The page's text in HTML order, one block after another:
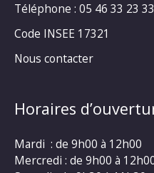
Téléphone : 05 46 33 23 33
Code INSEE 17321
Nous contacter
Horaires
Mardi : de 9h00 à 12h00
Mercredi : de 9h00 à